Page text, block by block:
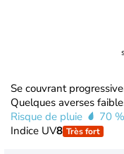
Se couvrant
Quelques averses
Risque de pluie
70 %
Indice UV8 Très fort